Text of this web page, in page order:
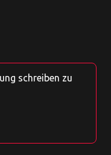
schreiben zu